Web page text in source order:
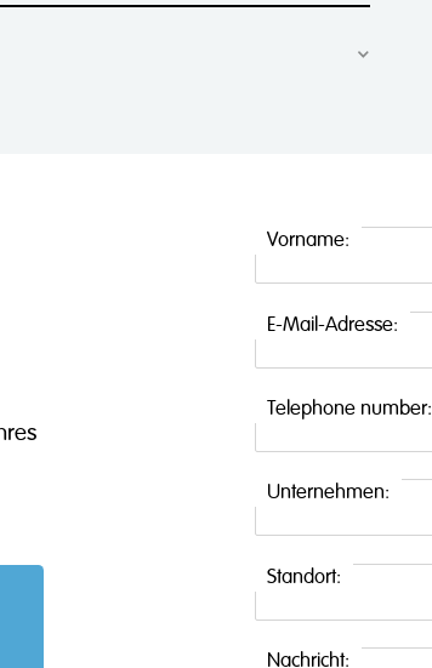
Vorname:
E-Mail-Adresse:
Telephone number:
Unternehmen:
Standort:
Nachricht: